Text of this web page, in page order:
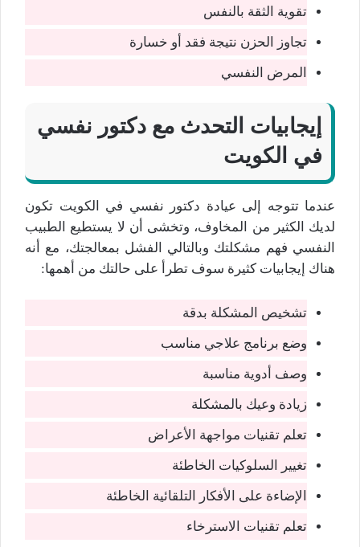
تقوية الثقة بالنفس
تجاوز الحزن نتيجة فقد أو خسارة
المرض النفسي
إيجابيات التحدث مع دكتور نفسي
في الكويت
عندما تتوجه إلى عيادة دكتور نفسي في الكويت تكون
لديك الكثير من المخاوف، وتخشى أن لا يستطيع الطبيب
النفسي فهم مشكلتك وبالتالي الفشل بمعالجتك، مع أنه
هناك إيجابيات كثيرة سوف تطرأ على حالتك من أهمها:
تشخيص المشكلة بدقة
وضع برنامج علاجي مناسب
وصف أدوية مناسبة
زيادة وعيك بالمشكلة
تعلم تقنيات مواجهة الأعراض
تغيير السلوكيات الخاطئة
الإضاءة على الأفكار التلقائية الخاطئة
تعلم تقنيات الاسترخاء